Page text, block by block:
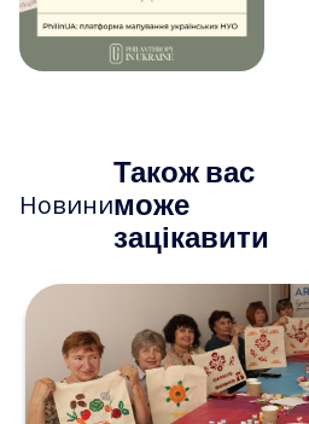
Новини
Також вас
може
зацікавити